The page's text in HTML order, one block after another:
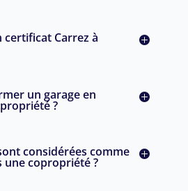
certificat Carrez à
un garage en
?
considérées comme
une copropriété ?